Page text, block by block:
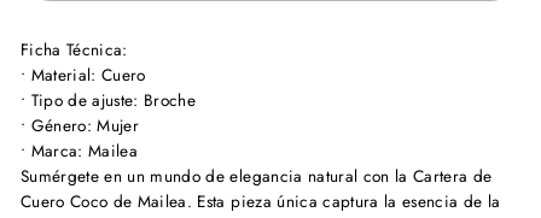
Ficha Técnica:
• Material: Cuero
• Tipo de ajuste: Broche
• Género: Mujer
• Marca: Mailea
Sumérgete en un mundo de elegancia natural con la Cartera de
Cuero Coco de Mailea. Esta pieza única captura la esencia de la